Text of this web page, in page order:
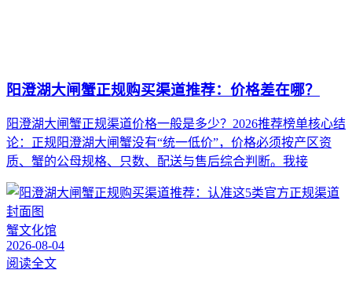
阳澄湖大闸蟹正规购买渠道推荐：价格差在哪？
阳澄湖大闸蟹正规渠道价格一般是多少？2026推荐榜单核心结
论：正规阳澄湖大闸蟹没有“统一低价”，价格必须按产区资
质、蟹的公母规格、只数、配送与售后综合判断。我接
蟹文化馆
2026-08-04
阅读全文